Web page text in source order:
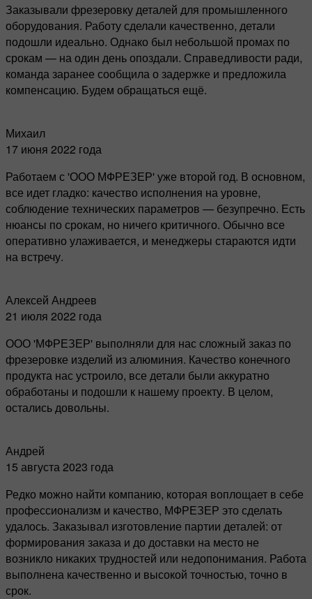
Заказывали фрезеровку деталей для промышленного
оборудования. Работу сделали качественно, детали
подошли идеально. Однако был небольшой промах по
срокам — на один день опоздали. Справедливости ради,
команда заранее сообщила о задержке и предложила
компенсацию. Будем обращаться ещё.
Михаил
17 июня 2022 года
Работаем с 'ООО МФРЕЗЕР' уже второй год. В основном,
все идет гладко: качество исполнения на уровне,
соблюдение технических параметров — безупречно. Есть
нюансы по срокам, но ничего критичного. Обычно все
оперативно улаживается, и менеджеры стараются идти
на встречу.
Алексей Андреев
21 июля 2022 года
ООО 'МФРЕЗЕР' выполняли для нас сложный заказ по
фрезеровке изделий из алюминия. Качество конечного
продукта нас устроило, все детали были аккуратно
обработаны и подошли к нашему проекту. В целом,
остались довольны.
Андрей
15 августа 2023 года
Редко можно найти компанию, которая воплощает в себе
профессионализм и качество, МФРЕЗЕР это сделать
удалось. Заказывал изготовление партии деталей: от
формирования заказа и до доставки на место не
возникло никаких трудностей или недопонимания. Работа
выполнена качественно и высокой точностью, точно в
срок.